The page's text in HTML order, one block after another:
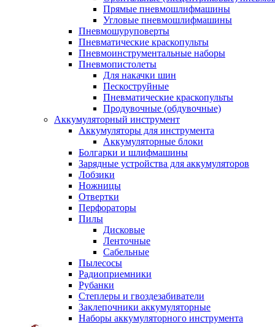
Прямые пневмошлифмашины
Угловые пневмошлифмашины
Пневмошуруповерты
Пневматические краскопульты
Пневмоинструментальные наборы
Пневмопистолеты
Для накачки шин
Пескоструйные
Пневматические краскопульты
Продувочные (обдувочные)
Аккумуляторный инструмент
Аккумуляторы для инструмента
Аккумуляторные блоки
Болгарки и шлифмашины
Зарядные устройства для аккумуляторов
Лобзики
Ножницы
Отвертки
Перфораторы
Пилы
Дисковые
Ленточные
Сабельные
Пылесосы
Радиоприемники
Рубанки
Степлеры и гвоздезабиватели
Заклепочники аккумуляторные
Наборы аккумуляторного инструмента